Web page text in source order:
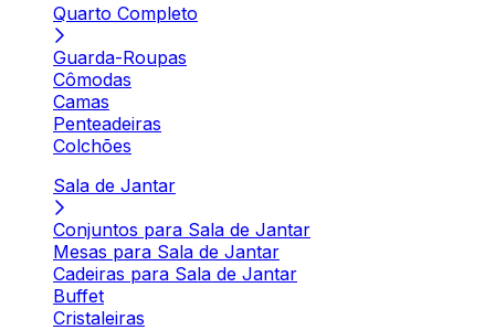
Quarto Completo
Guarda-Roupas
Cômodas
Camas
Penteadeiras
Colchões
Sala de Jantar
Conjuntos para Sala de Jantar
Mesas para Sala de Jantar
Cadeiras para Sala de Jantar
Buffet
Cristaleiras